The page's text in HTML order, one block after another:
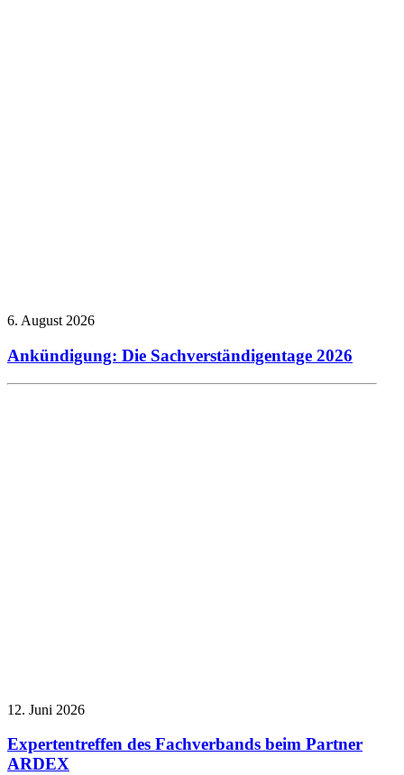
6. August 2026
Ankündigung: Die Sachverständigentage 2026
12. Juni 2026
Expertentreffen des Fachverbands beim Partner
ARDEX